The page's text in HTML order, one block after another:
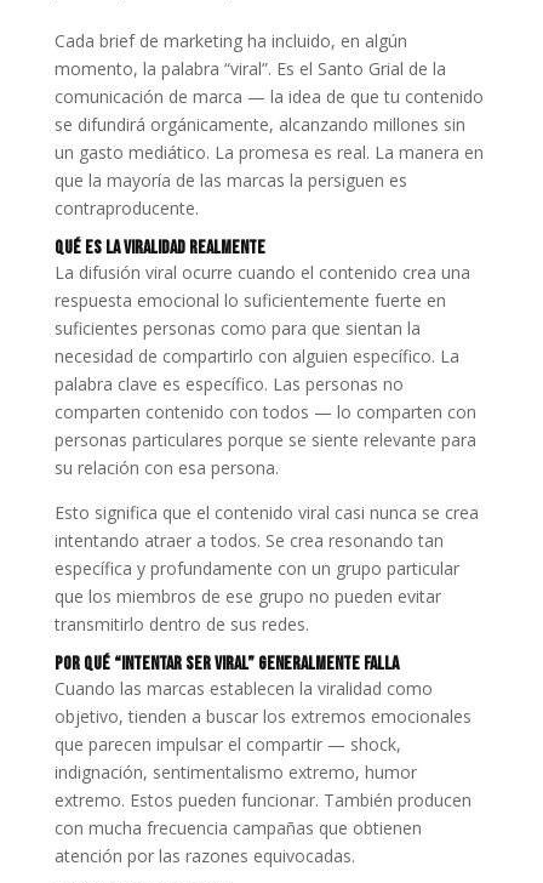
Cada brief de marketing ha incluido, en algún
momento, la palabra “viral”. Es el Santo Grial de la
comunicación de marca — la idea de que tu contenido
se difundirá orgánicamente, alcanzando millones sin
un gasto mediático. La promesa es real. La manera en
que la mayoría de las marcas la persiguen es
contraproducente.
Qué es la Viralidad Realmente
La difusión viral ocurre cuando el contenido crea una
respuesta emocional lo suficientemente fuerte en
suficientes personas como para que sientan la
necesidad de compartirlo con alguien específico. La
palabra clave es específico. Las personas no
comparten contenido con todos — lo comparten con
personas particulares porque se siente relevante para
su relación con esa persona.
Esto significa que el contenido viral casi nunca se crea
intentando atraer a todos. Se crea resonando tan
específica y profundamente con un grupo particular
que los miembros de ese grupo no pueden evitar
transmitirlo dentro de sus redes.
Por Qué “Intentar ser Viral” Generalmente Falla
Cuando las marcas establecen la viralidad como
objetivo, tienden a buscar los extremos emocionales
que parecen impulsar el compartir — shock,
indignación, sentimentalismo extremo, humor
extremo. Estos pueden funcionar. También producen
con mucha frecuencia campañas que obtienen
atención por las razones equivocadas.